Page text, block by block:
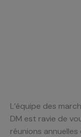
L’équipe des
DM est ravie de
réunions annuelles